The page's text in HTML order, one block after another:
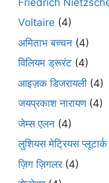
Voltaire (4)
अमिताभ बच्चन (4)
विलियम ड्रूरंट (4)
आइज़क डिजरायली (4)
जयप्रकाश नारायण(4)
जेम्स एलन (4)
लुशियस मेट्रियस प्लूटार्क
ज़िग ज़िगलर(4)